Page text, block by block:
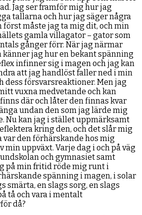
Jag ser framför mig hur jag
tallarna och hur jag säger några
först måste jag ta mig dit, och min
gamla villagator – gator som
gånger förr. När jag närmar
känner jag hur en bekant spänning
infinner sig i magen och jag kan
att jag handlöst faller ned i min
dess försvarsreaktioner. Men jag
vuxna medvetande och kan
där och låter den finnas kvar
undan den som jag lärde mig
Nu kan jag i stället uppmärksamt
kring den, och det slår mig
var den förhärskande hos mig
min uppväxt. Varje dag i och på väg
och gymnasiet samt
på min fritid röde mig runt i
spänning i magen, i solar
smärta, en slags sorg, en slags
tå och vara i mentalt
då?